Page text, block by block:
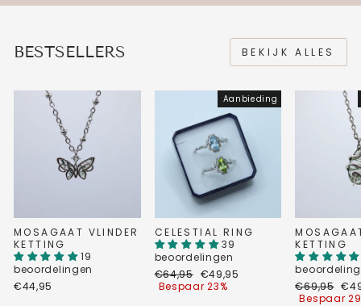
BESTSELLERS BEKIJK ALLES
MOSAGAAT VLINDER
KETTING
19
beoordelingen
€44,95
Aanbieding
CELESTIAL RING
39
beoordelingen
Normale
prijs
€64,95 Verkoopprijs
€49,95
Bespaar 23%
KETTING
Normale
prijs
€69,95
Bespaar